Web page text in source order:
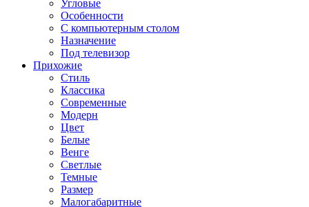
Угловые
Особенности
С компьютерным столом
Назначение
Под телевизор
Прихожие
Стиль
Классика
Современные
Модерн
Цвет
Белые
Венге
Светлые
Темные
Размер
Малогабаритные